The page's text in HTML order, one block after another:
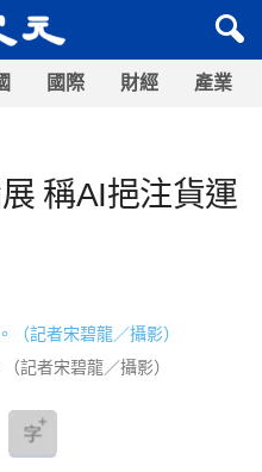
國際 財經 產業
稱AI挹注貨運
記者宋碧龍／攝影）